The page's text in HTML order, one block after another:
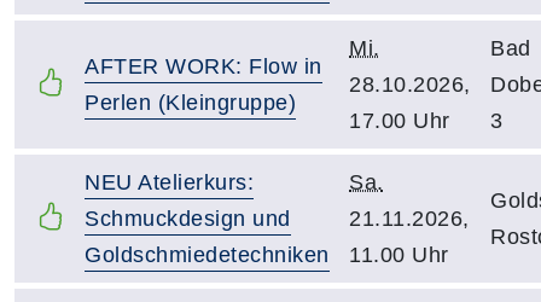
AFTER WORK: Flow in
Perlen (Kleingruppe)
Mi.
28.10.2026,
17.00 Uhr
Bad
3
NEU Atelierkurs:
Schmuckdesign und
Goldschmiedetechniken
Sa.
21.11.2026,
11.00 Uhr